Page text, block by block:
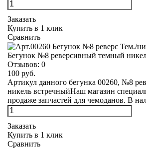
Заказать
Купить в 1 клик
Сравнить
Бегунок №8 реверсивный темный
Отзывов: 0
100 руб.
Артикул данного бегунка 00260, №8
никель встречныйНаш магазин
продаже запчастей для чемоданов. В
Заказать
Купить в 1 клик
Сравнить